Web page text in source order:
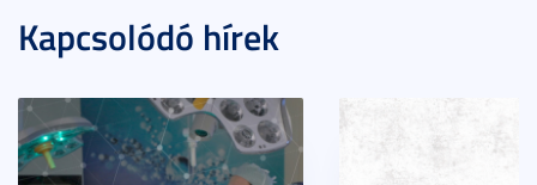
Kapcsolódó hírek